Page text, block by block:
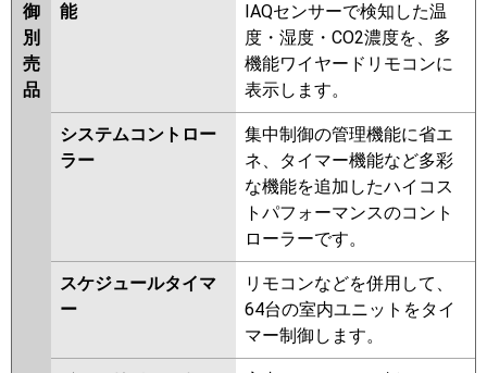
御
別
売
品
能
IAQセンサーで検知した温
度・湿度・CO2濃度を、多
機能ワイヤードリモコンに
表示します。
システムコントロー
ラー
集中制御の管理機能に省エ
ネ、タイマー機能など多彩
な機能を追加したハイコス
トパフォーマンスのコント
ローラーです。
スケジュールタイマ
ー
リモコンなどを併用して、
64台の室内ユニットをタイ
マー制御します。